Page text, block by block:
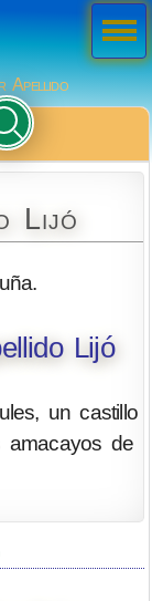
Apellido
Lijó
Lijó
un castillo
amacayos de
Men
ú